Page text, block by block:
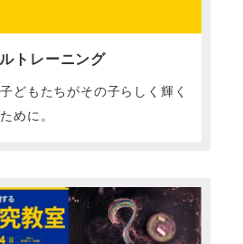
トレーニング
どもたちがその子らしく輝く
めに。